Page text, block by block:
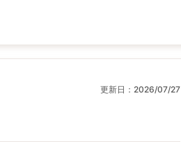
更新日： 2026/07/27